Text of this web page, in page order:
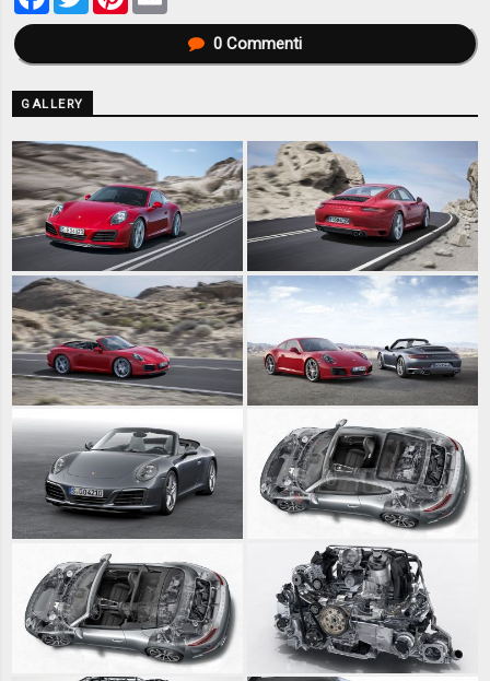
0Commenti
GALLERY